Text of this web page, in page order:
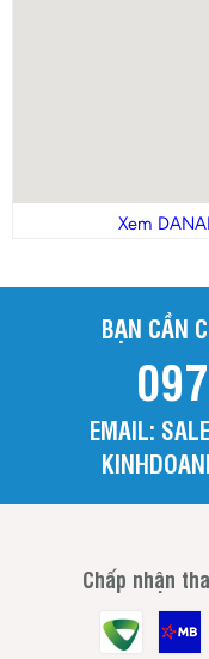
Tuyên Quang
Xem
BẠN CẦN
EMAIL:
Chấp nhận